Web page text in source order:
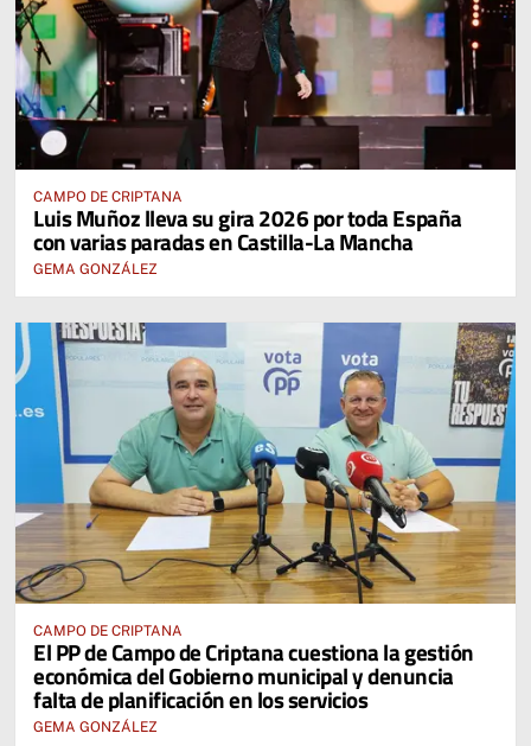
CAMPO DE CRIPTANA
Luis Muñoz lleva su gira 2026 por toda España
con varias paradas en Castilla-La Mancha
GEMA GONZÁLEZ
CAMPO DE CRIPTANA
El PP de Campo de Criptana cuestiona la gestión
económica del Gobierno municipal y denuncia
falta de planificación en los servicios
GEMA GONZÁLEZ